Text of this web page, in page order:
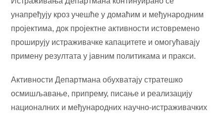
унапређују кроз учешће у домаћим и међународним
пројектима, док пројектне активности истовремено
проширују истраживачке капацитете и омогућавају
примену резултата у јавним политикама и пракси.
Активности Департмана обухватају стратешко
осмишљавање, припрему, писање и реализацију
националних и међународних научно-истраживачких